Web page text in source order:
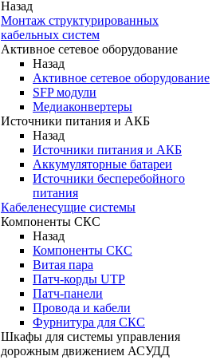
Назад
Монтаж структурированных
кабельных систем
Активное сетевое оборудование
Назад
Активное сетевое оборудование
SFP модули
Медиаконвертеры
Источники питания и АКБ
Назад
Источники питания и АКБ
Аккумуляторные батареи
Источники бесперебойного
питания
Кабеленесущие системы
Компоненты СКС
Назад
Компоненты СКС
Витая пара
Патч-корды UTP
Патч-панели
Провода и кабели
Фурнитура для СКС
Шкафы для системы управления
дорожным движением АСУДД